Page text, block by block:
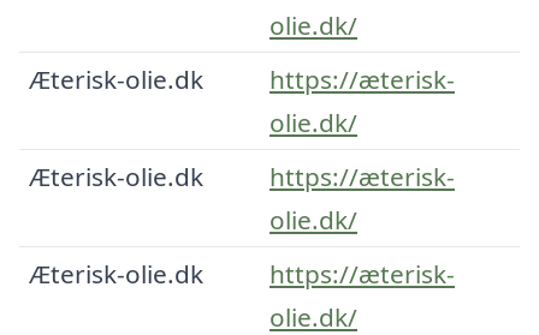
olie.dk/
Æterisk-olie.dk
https://æterisk-
olie.dk/
Æterisk-olie.dk
https://æterisk-
olie.dk/
Æterisk-olie.dk
https://æterisk-
olie.dk/